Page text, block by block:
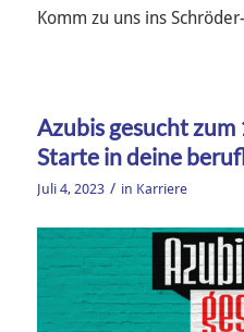
Komm zu uns ins
Azubis gesucht zum
Starte in deine
Juli 4, 2023 / in Karriere